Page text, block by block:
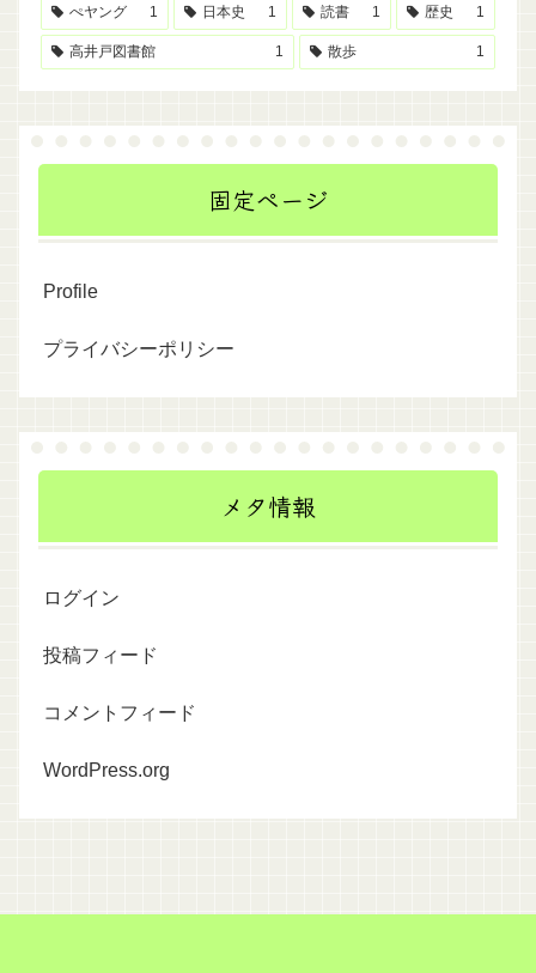
ぺヤング 1 日本史 1 読書 1 歴史 1
高井戸図書館 1 散歩 1
固定ページ
Profile
プライバシーポリシー
メタ情報
ログイン
投稿フィード
コメントフィード
WordPress.org